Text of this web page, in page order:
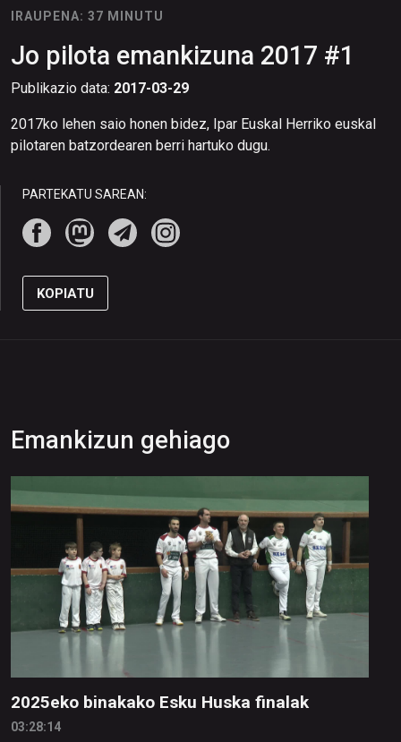
IRAUPENA: 37 MINUTU
Jo pilota emankizuna 2017 #1
Publikazio data: 2017-03-29
2017ko lehen saio honen bidez, Ipar Euskal Herriko euskal
pilotaren batzordearen berri hartuko dugu.
PARTEKATU SAREAN:
KOPIATU
Emankizun gehiago
2025eko binakako Esku Huska finalak
03:28:14